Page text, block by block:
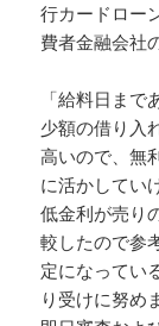
行カードロー
費者金融会社
「給料日ま
少額の借り入
高いので、無
に活かしてい
低金利が売り
較したので参
定になってい
り受けに努め